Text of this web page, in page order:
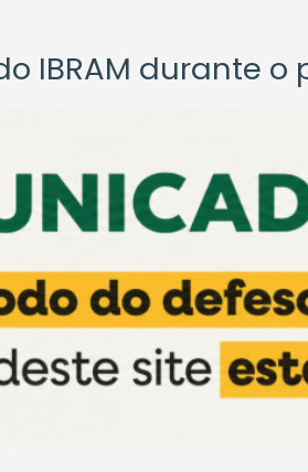
IBRAM durante o